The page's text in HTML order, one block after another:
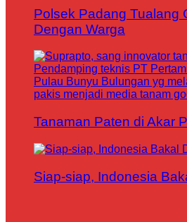
Polsek Padang Tualang
Dengan Warga
Tanaman Paten di Akar
Siap-siap, Indonesia